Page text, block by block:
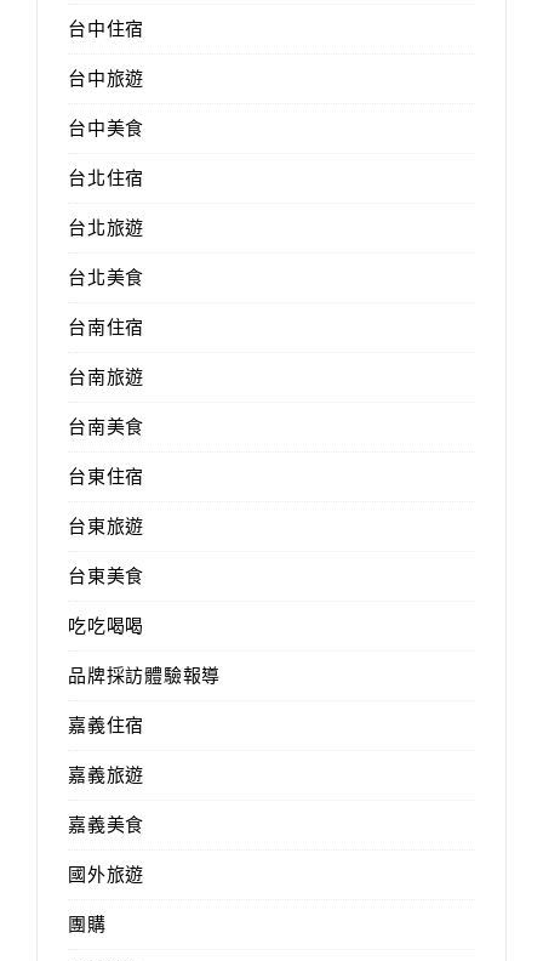
台中住宿
台中旅遊
台中美食
台北住宿
台北旅遊
台北美食
台南住宿
台南旅遊
台南美食
台東住宿
台東旅遊
台東美食
吃吃喝喝
品牌採訪體驗報導
嘉義住宿
嘉義旅遊
嘉義美食
國外旅遊
團購